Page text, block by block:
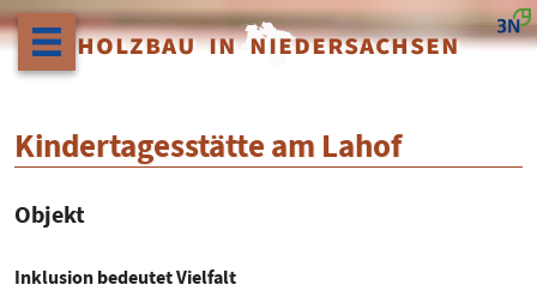
HOLZBAU IN NIEDERSACHSEN
Kindertagesstätte am Lahof
Objekt
Inklusion bedeutet Vielfalt